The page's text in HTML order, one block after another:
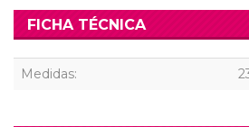
FICHA TÉCNICA
Medidas: